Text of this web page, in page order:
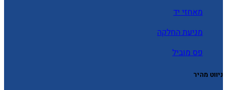
מאחזי יד
מניעת החלקה
פס מוביל
ניווט מהיר